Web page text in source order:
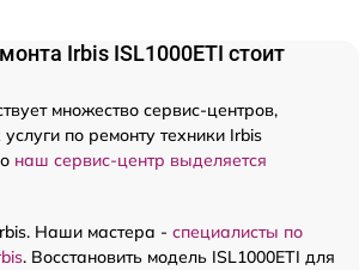
Irbis ISL1000ETI стоит
множество сервис-центров,
по ремонту техники Irbis
наш сервис-центр выделяется
Наши мастера - специалисты по
. Восстановить модель ISL1000ETI для